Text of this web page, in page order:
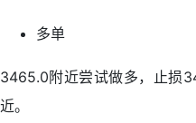
多单
3465.0附近尝试做多，止损
近。